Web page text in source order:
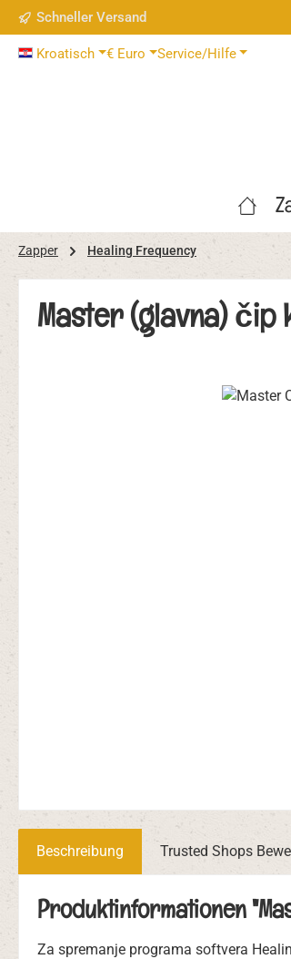
Hauptinhalt springen
Zur Suche springen
Zur Hauptnavigation springen
Schneller Versand
Kroatisch € Euro Service/Hilfe
Zapper Healing Frequency
Master (glavna)
Beschreibung Trusted Shops
Produktinformationen
Za spremanje programa softvera